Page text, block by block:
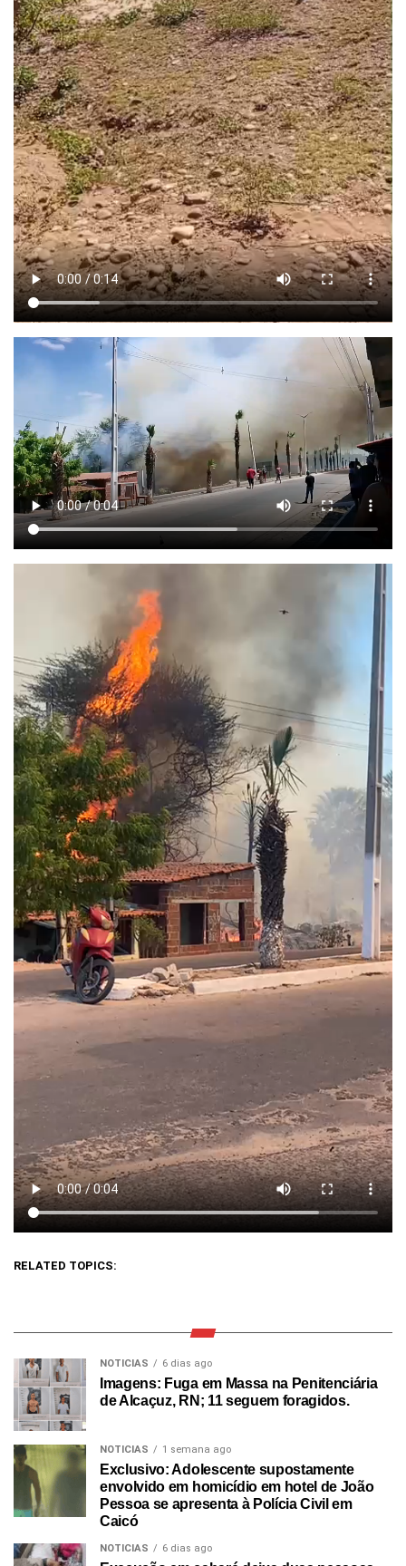
RELATED TOPICS:
NOTICIAS 6 dias ago
Imagens: Fuga em Massa na Penitenciária
de Alcaçuz, RN; 11 seguem foragidos.
NOTICIAS 1 semana ago
Exclusivo: Adolescente supostamente
envolvido em homicídio em hotel de João
Pessoa se apresenta à Polícia Civil em
Caicó
NOTICIAS 6 dias ago